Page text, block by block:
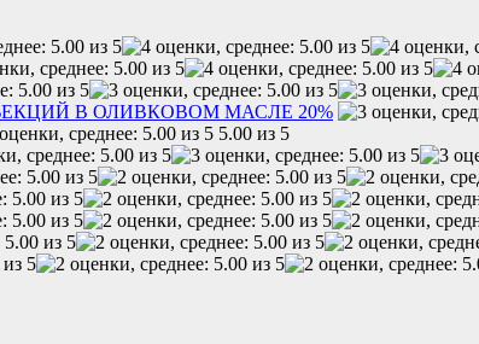
В ОЛИВКОВОМ МАСЛЕ 20%
5.00 из 5